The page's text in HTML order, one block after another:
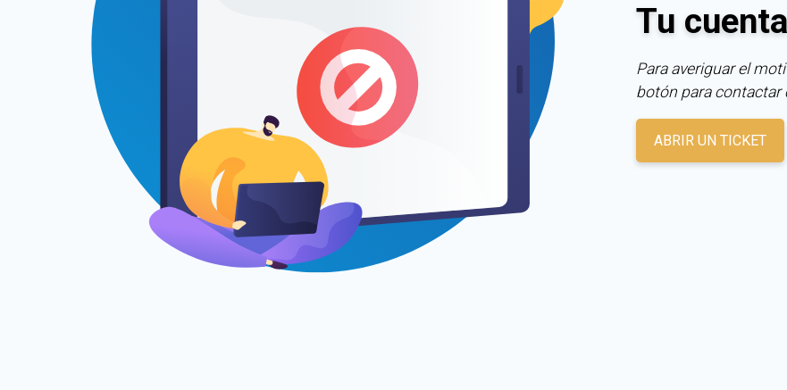
Tu
Para averiguar el
botón para contactar
ABRIR UN TICKET